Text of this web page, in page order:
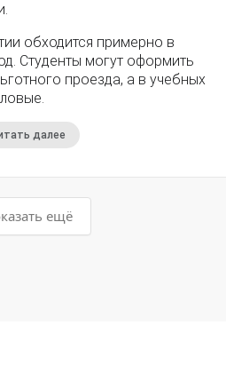
обходится примерно в
Студенты могут оформить
проезда, а в учебных
далее
ещё